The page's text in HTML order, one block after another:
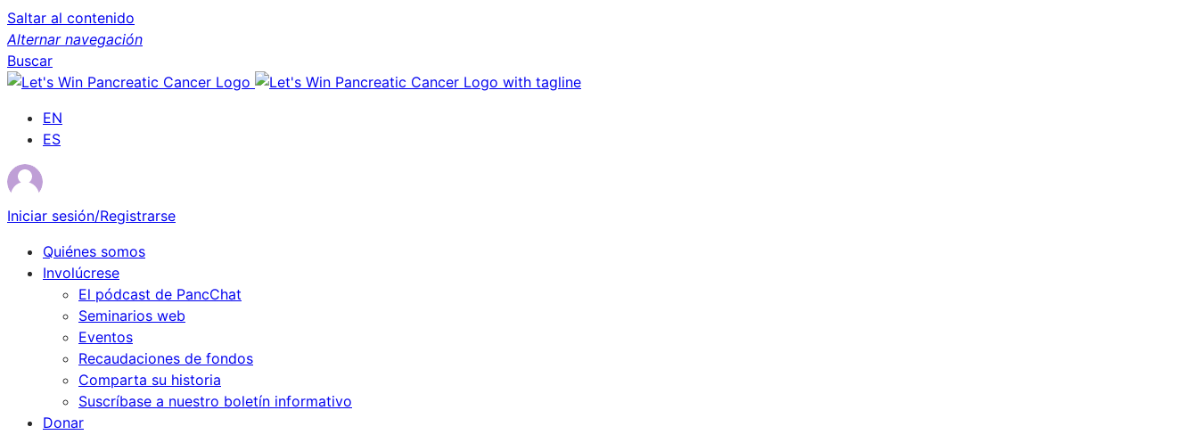
Saltar al contenido
Alternar navegación
Buscar
EN
ES
Iniciar sesión/Registrarse
Quiénes somos
Involúcrese
El pódcast de PancChat
Seminarios web
Eventos
Recaudaciones de fondos
Comparta su historia
Suscríbase a nuestro boletín informativo
Donar